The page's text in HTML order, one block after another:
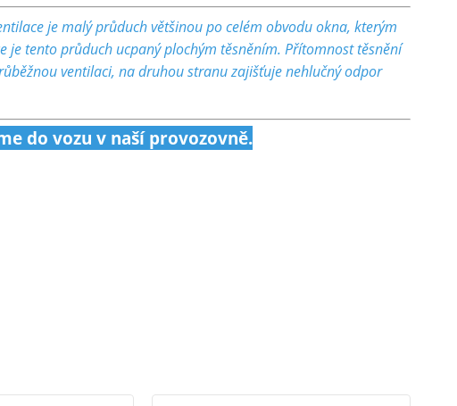
je malý průduch většinou po celém obvodu okna, kterým
tento průduch ucpaný plochým těsněním. Přítomnost těsnění
ventilaci, na druhou stranu zajišťuje nehlučný odpor
do vozu v naší provozovně.